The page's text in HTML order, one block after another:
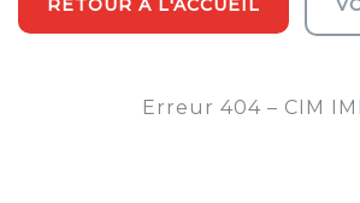
RETOUR À L'ACCUEIL
Erreur 404 – CIM